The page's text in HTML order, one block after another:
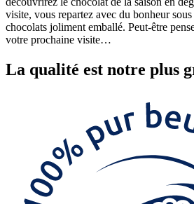
visite, vous repartez avec du bonheur
chocolats joliment emballé. Peut-être
votre prochaine visite…
La qualité est notre plus